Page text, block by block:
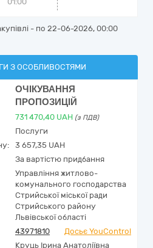
- по 22-06-2026, 00:00
З ОСОБЛИВОСТЯМИ
ОЧІКУВАННЯ
ПРОПОЗИЦІЙ
731 470,40 UAH (з ПДВ)
Послуги
3 657,35 UAH
За вартістю придбання
Управління житлово-
комунального господарства
Стрийської міської ради
Стрийського району
Львівської області
43971810
Досьє YouControl
Круць Ірина Анатоліївна